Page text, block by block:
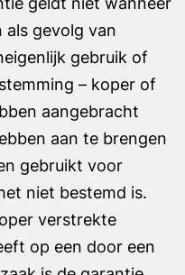
gevolg van
gebruik of
– koper of
aangebracht
aan te brengen
gebruikt voor
niet bestemd is.
verstrekte
op een door een